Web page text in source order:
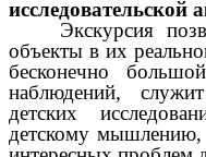
исследовательской
Экскурсия
объекты в их
бесконечно
наблюдений,
детских
детскому мышлению,